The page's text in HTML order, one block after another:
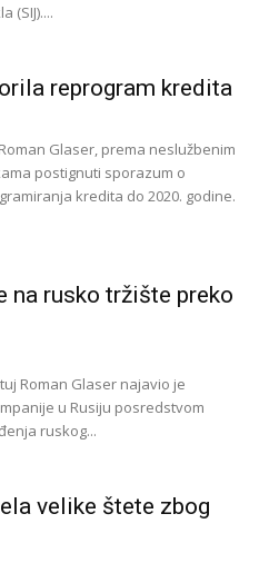
(SIJ)....
reprogram kredita
Glaser, prema neslužbenim
postignuti sporazum o
kredita do 2020. godine.
na rusko tržište preko
Roman Glaser najavio je
u Rusiju posredstvom
ruskog...
velike štete zbog